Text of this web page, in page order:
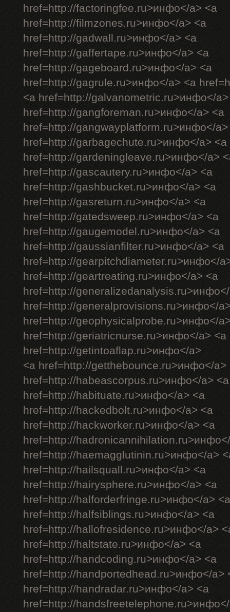
href=http://factoringfee.ru>инфо</a> <a
href=http://filmzones.ru>инфо</a> <a
href=http://gadwall.ru>инфо</a> <a
href=http://gaffertape.ru>инфо</a> <a
href=http://gageboard.ru>инфо</a> <a
href=http://gagrule.ru>инфо</a> <a
<a href=http://galvanometric.ru>инфо</
href=http://gangforeman.ru>инфо</a> <a
href=http://gangwayplatform.ru>инфо</a>
href=http://garbagechute.ru>инфо</a> <a
href=http://gardeningleave.ru>инфо</a>
href=http://gascautery.ru>инфо</a> <a
href=http://gashbucket.ru>инфо</a> <a
href=http://gasreturn.ru>инфо</a> <a
href=http://gatedsweep.ru>инфо</a> <a
href=http://gaugemodel.ru>инфо</a> <a
href=http://gaussianfilter.ru>инфо</a> <a
href=http://gearpitchdiameter.ru>инфо</
href=http://geartreating.ru>инфо</a> <a
href=http://
href=http://generalprovisions.ru>инфо</
href=http://geophysicalprobe.ru>инфо</
href=http://geriatricnurse.ru>инфо</a> <a
href=http://getintoaflap.ru>инфо</a>
<a href=http://getthebounce.ru>инфо</a>
href=http://habeascorpus.ru>инфо</a> <a
href=http://habituate.ru>инфо</a> <a
href=http://hackedbolt.ru>инфо</a> <a
href=http://hackworker.ru>инфо</a> <a
href=http://
href=http://haemagglutinin.ru>инфо</a>
href=http://hailsquall.ru>инфо</a> <a
href=http://hairysphere.ru>инфо</a> <a
href=http://halforderfringe.ru>инфо</a> <a
href=http://halfsiblings.ru>инфо</a> <a
href=http://hallofresidence.ru>инфо</a>
href=http://haltstate.ru>инфо</a> <a
href=http://handcoding.ru>инфо</a> <a
href=http://handportedhead.ru>инфо</a>
href=http://handradar.ru>инфо</a> <a
href=http://